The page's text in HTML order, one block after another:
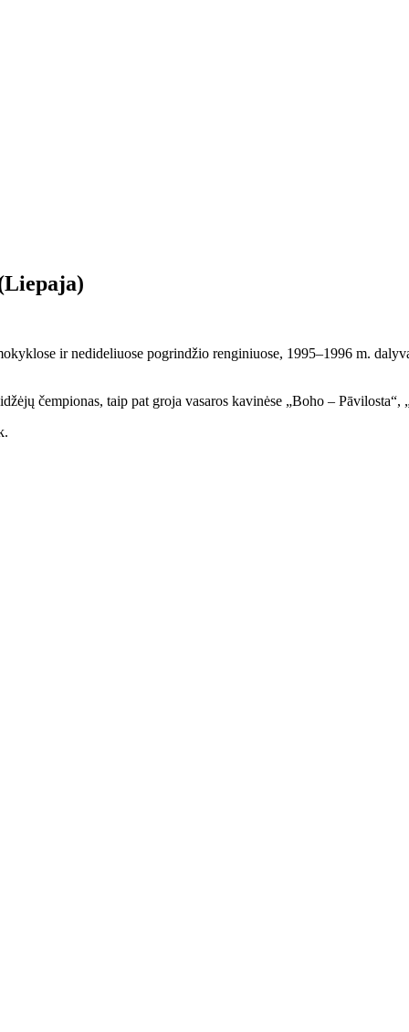
ir nedideliuose pogrindžio renginiuose, 1995–1996 m.
čempionas, taip pat groja vasaros kavinėse „Boho –